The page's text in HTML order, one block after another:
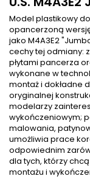
Model plastikowy
opancerzoną
jako M4A3E2
cechy tej odmiany:
płytami pancerza
wykonane w
montaż i dokładne
oryginalnej
modelarzy
wykończeniowym;
malowania,
umożliwia prace
odpowiednim
dla tych, którzy
montażu i